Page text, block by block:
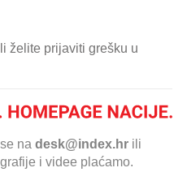
želite prijaviti grešku u
na desk@index.hr ili
i videe plaćamo.